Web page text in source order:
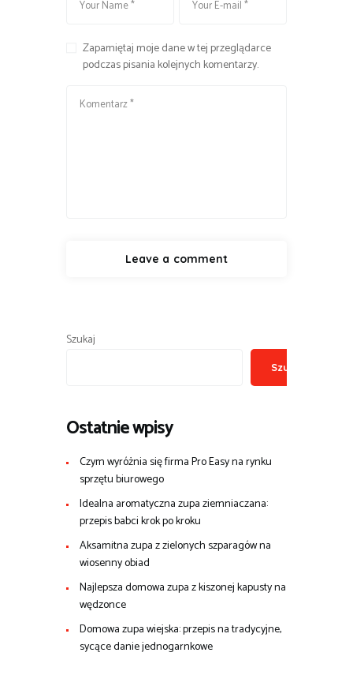
Zapamiętaj moje dane w tej przeglądarce
podczas pisania kolejnych komentarzy.
Szukaj
Szukaj
Ostatnie wpisy
Czym wyróżnia się firma Pro Easy na rynku
sprzętu biurowego
Idealna aromatyczna zupa ziemniaczana:
przepis babci krok po kroku
Aksamitna zupa z zielonych szparagów na
wiosenny obiad
Najlepsza domowa zupa z kiszonej kapusty na
wędzonce
Domowa zupa wiejska: przepis na tradycyjne,
sycące danie jednogarnkowe